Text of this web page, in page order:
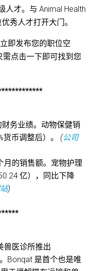
人才。与 Animal Health
秀人才打开大门。
即发布您的职位空
需点击一下即可找到您
务业绩。动物保健销
币调整后）。 (公司
月的销售额。宠物护理
亿），同比下降
)
兽医诊所推出
Bonqat 是首个也是唯